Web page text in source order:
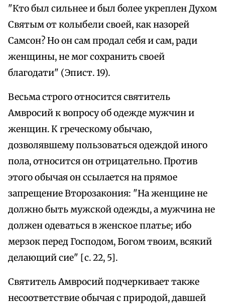
"Кто был сильнее и был более укреплен Духом
Святым от колыбели своей, как назорей
Самсон? Но он сам продал себя и сам, ради
женщины, не мог сохранить своей
благодати" (Эпист. 19).
Весьма строго относится святитель
Амвросий к вопросу об одежде мужчин и
женщин. К греческому обычаю,
дозволявшему пользоваться одеждой иного
пола, относится он отрицательно. Против
этого обычая он ссылается на прямое
запрещение Второзакония: "На женщине не
должно быть мужской одежды, а мужчина не
должен одеваться в женское платье; ибо
мерзок перед Господом, Богом твоим, всякий
делающий сие" [с. 22, 5].
Святитель Амвросий подчеркивает также
несоответствие обычая с природой, давшей